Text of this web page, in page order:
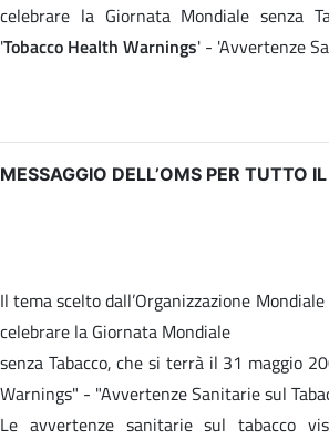
celebrare la Giornata Mondiale senza
'Tobacco Health Warnings' - 'Avvertenze
MESSAGGIO DELL’OMS PER TUTTO
Il tema scelto dall’Organizzazione
celebrare la Giornata Mondiale
senza Tabacco, che si terrà il 31 maggio
Warnings" - "Avvertenze Sanitarie sul
Le avvertenze sanitarie sul tabacco